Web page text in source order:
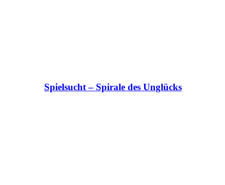
Spielsucht – Spirale des Unglücks